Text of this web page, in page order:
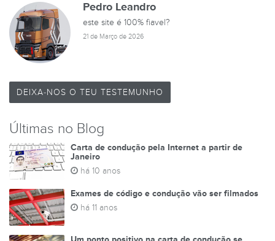
Pedro Leandro
este site é 100% fiavel?
21 de Março de 2026
DEIXA-NOS O TEU TESTEMUNHO
Últimas no Blog
Carta de condução pela Internet a partir de
Janeiro
há 10 anos
Exames de código e condução vão ser filmados
há 11 anos